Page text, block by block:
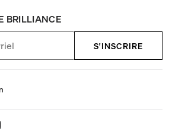
BRILLIANCE
S'INSCRIRE